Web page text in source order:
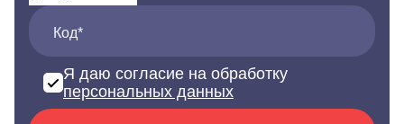
Код*
Я даю согласие на обработку
персональных данных